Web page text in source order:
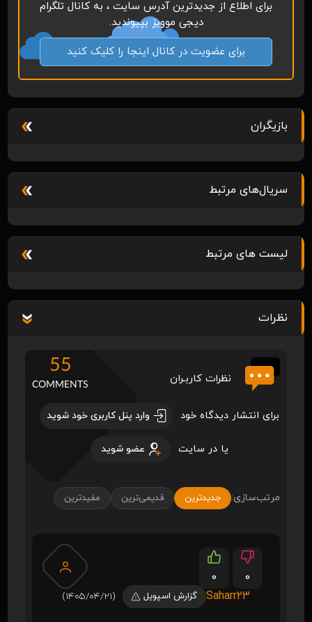
برای اطلاع از جدیدترین آدرس سایت ، به کانال تلگرام
دیجی موویز بپیوندید.
برای عضویت در کانال اینجا را کلیک کنید
بازیگران
سریال‌های مرتبط
لیست های مرتبط
نظرات
نظرات کاربـران
55
COMMENTS
برای انتشار دیدگاه خود وارد پنل کاربری خود شوید
یا در سایت عضو شوید
مرتب‌سازی: جدیدترین قدیمی‌ترین مفیدترین
0
0
Saharr23
گزارش اسپویل (1405/04/21)